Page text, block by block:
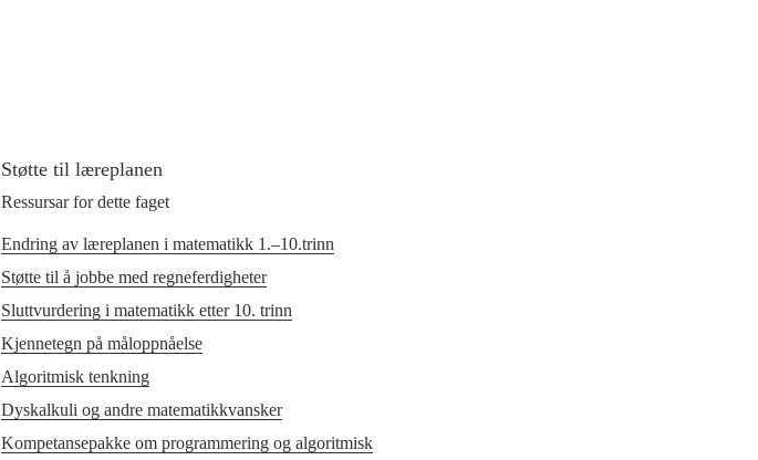
Støtte til læreplanen
Ressursar for dette faget
Endring av læreplanen i matematikk 1.–10.trinn
Støtte til å jobbe med regneferdigheter
Sluttvurdering i matematikk etter 10. trinn
Kjennetegn på måloppnåelse
Algoritmisk tenkning
Dyskalkuli og andre matematikkvansker
Kompetansepakke om programmering og algoritmisk